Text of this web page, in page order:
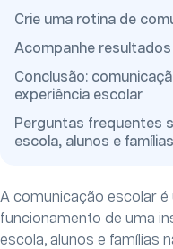
Crie uma rotina de
Acompanhe
Conclusão:
experiência escolar
Perguntas frequentes
escola, alunos e famílias
A comunicação escolar
funcionamento de uma
escola, alunos e famílias